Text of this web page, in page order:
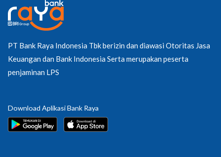
PT Bank Raya Indonesia Tbk berizin dan diawasi Otoritas Jasa
Keuangan dan Bank Indonesia Serta merupakan peserta
penjaminan LPS
Download Aplikasi Bank Raya